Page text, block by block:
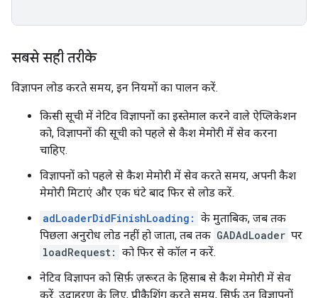
सबसे सही तरीके
विज्ञापन लोड करते समय, इन नियमों का पालन करें.
किसी सूची में नेटिव विज्ञापनों का इस्तेमाल करने वाले ऐप्लिकेशन
को, विज्ञापनों की सूची को पहले से कैश मेमोरी में सेव करना
चाहिए.
विज्ञापनों को पहले से कैश मेमोरी में सेव करते समय, अपनी कैश
मेमोरी मिटाएं और एक घंटे बाद फिर से लोड करें.
adLoaderDidFinishLoading: के मुताबिक, जब तक
पिछला अनुरोध लोड नहीं हो जाता, तब तक GADAdLoader पर
loadRequest: को फिर से कॉल न करें.
नेटिव विज्ञापन को सिर्फ़ ज़रूरत के हिसाब से कैश मेमोरी में सेव
करें. उदाहरण के लिए, प्रीकैशिंग करते समय, सिर्फ़ उन विज्ञापनों